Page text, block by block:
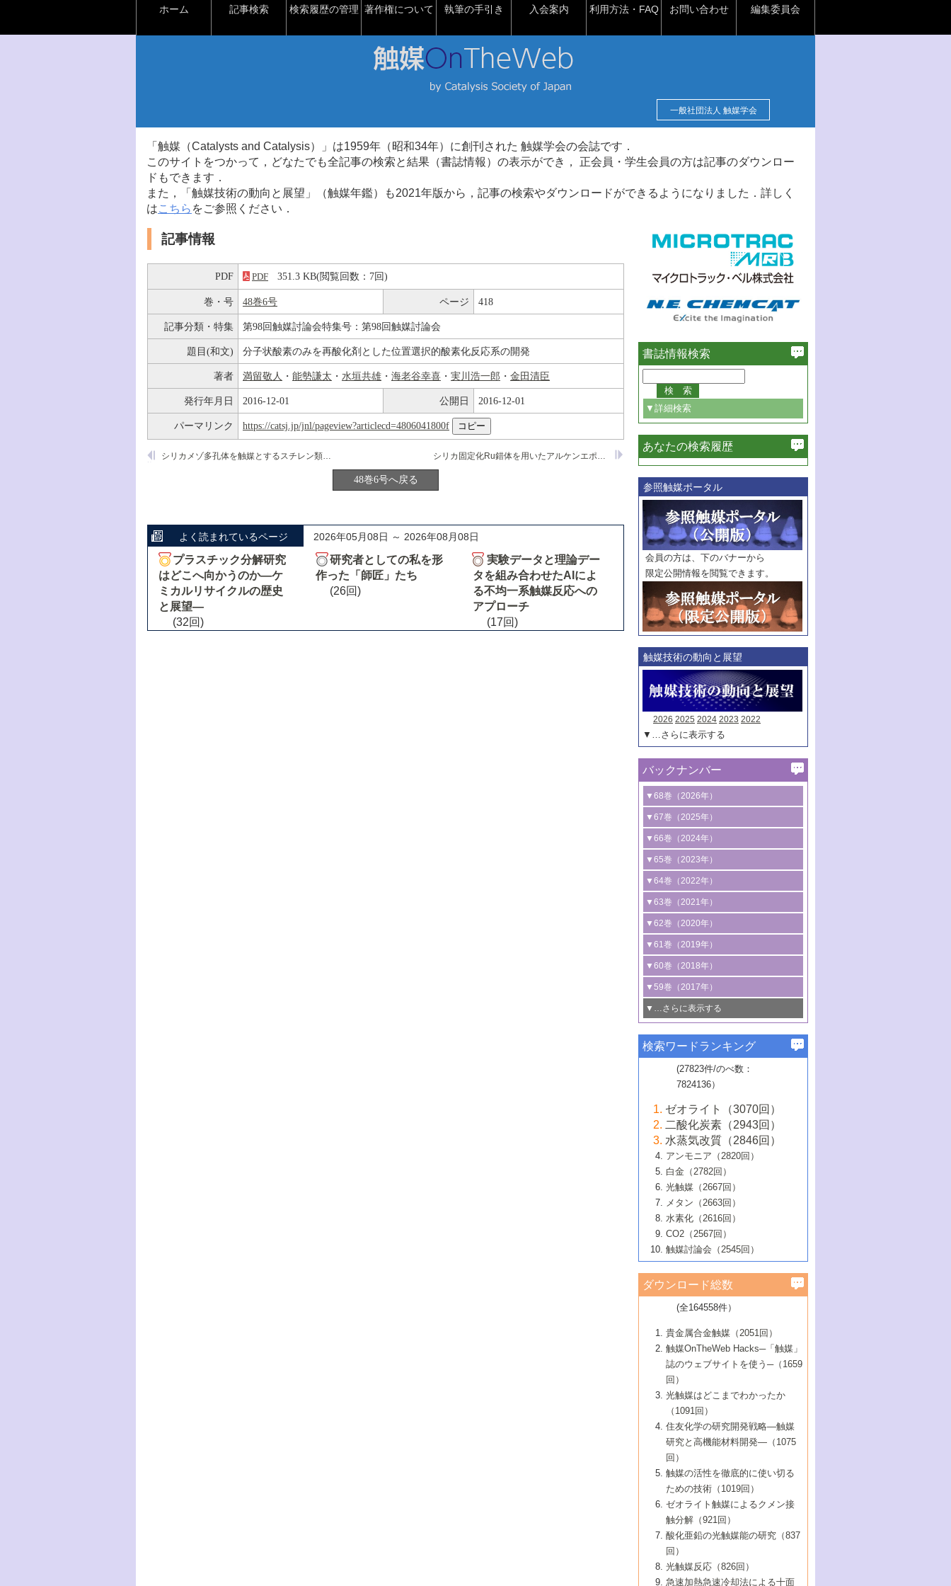
ホーム 記事検索 検索履歴の管理 著作権について 執筆の手引き 入会案内 利用方法・FAQ お問い合わせ 編集委員会
一般社団法人 触媒学会
「触媒（Catalysts and Catalysis）」は1959年（昭和34年）に創刊された 触媒学会の会誌です．
このサイトをつかって，どなたでも全記事の検索と結果（書誌情報）の表示ができ， 正会員・学生会員の方は記事のダウンロー
ドもできます．
また，「触媒技術の動向と展望」（触媒年鑑）も2021年版から，記事の検索やダウンロードができるようになりました．詳しく
はこちら をご参照ください．
記事情報
PDF PDF 351.3 KB(閲覧回数：7回)
巻・号 48巻6号 ページ 418
記事分類・特集 第98回触媒討論会特集号：第98回触媒討論会
題目(和文) 分子状酸素のみを再酸化剤とした位置選択的酸素化反応系の開発
著者 満留敬人 ・ 能勢謙太 ・ 水垣共雄 ・ 海老谷幸喜 ・ 実川浩一郎 ・ 金田清臣
発行年月日 2016-12-01 公開日 2016-12-01
パーマリンク https://catsj.jp/jnl/pageview?articlecd=4806041800f
シリカ固定化Ru錯体を用いたアルケンエポキシ化反応とその活性構造の検討
シリカメゾ多孔体を触媒とするスチレン類の選択的シスジヒドロキシル化
48巻6号へ戻る
よく読まれているページ 2026年05月08日 ～ 2026年08月08日
プラスチック分解研究
はどこへ向かうのか―ケ
ミカルリサイクルの歴史
と展望―
(32回)
研究者としての私を形
作った「師匠」たち
(26回)
実験データと理論デー
タを組み合わせたAIによ
る不均一系触媒反応への
アプローチ
(17回)
書誌情報検索
▼詳細検索
必ず含む
巻・号指定
巻
号
範囲指定
巻
号～
巻
号
触媒年鑑
年度
記事種別
マーク：
マークあり
あなたの検索履歴
参照触媒ポータル
会員の方は、下のバナーから
限定公開情報を閲覧できます。
触媒技術の動向と展望
2026 2025 2024 2023 2022
▼…さらに表示する
バックナンバー
▼68巻（2026年）
1号 過酸化水素合成に関する研究動向
2号 コンピューター技術により加速する
触媒開発
3号 有機分子変換やCO 資源化のための
光触媒に関する最近の研究
B号 第137回触媒討論会（2026年）
▼67巻（2025年）
1号 CO
水素化によるグリーン燃料/グリ
ーンケミカル製造
2号 水素製造のための水分解技術に関す
る最近の研究
3号 オレフィン系樹脂の精密合成に関す
る最新技術
4号 アルコール類の効率的変換を実現す
る非貴金属触媒の研究動向
5号 ゼオライトの合成と応用における研
究動向
6号 ヘテロ接合界面
B号 第135回触媒討論会（2025年）
▼66巻（2024年）
1号 低次元ナノ構造を有する触媒材料
2号 規制反応場を活用した固体触媒研究
の新展開
3号 未踏分子変換を目指した酸化触媒プ
ロセスの最前線
4号 シンクロトロン放射光および中性子
線を利用した触媒解析技術の最先端
5号 単原子触媒
6号 参照触媒委員会からのお知らせ
B号 第133回触媒討論会（2023年）
▼65巻（2023年）
1号 炭素が関わる触媒機能
2号 プラスチックケミカルリサイクルの
ための触媒技術
3号 非酸化物系金属化合物を基盤とした
触媒材料の開発
4号 格子酸素・格子酸素欠陥を利用した
触媒反応
5号 生体触媒によるエネルギー変換反応
6号 窒素とリンの循環のための触媒・機
能性材料
▼64巻（2022年）
1号 合成ガス製造とCOを用いるケミカル
ズ合成の最新動向
2号 化学品合成のための合金触媒開発
3号 CO の排出削減および有効活用のた
めの触媒技術
4号 若手による情報発信企画～とびたて
若き触媒の研究者たち～（1）
若き触媒の研究者たち～（2）
6号 石油のノーブル・ユースを志向した
触媒技術
大学：オンライン・対面開催）
▼63巻（2021年）
1号 金触媒の新展開
2号 ペロブスカイト
3号 特殊反応場を利用した触媒的分子変
換反応
4号 多孔質材料を用いた触媒の新展開
5号 情報学的手法を用いた触媒開発
6号 カーボンニュートラルに向けた電解
技術
B号 第127回触媒討論会（2021年・オン
ライン開催(Zoom)のみ）
▼62巻（2020年）
1号 触媒設計を拓く欠陥構造のキャラク
タリゼーション
2号 機能化学品製造に資するクリーンな
触媒的酸化反応
3号 水処理のための触媒化学
4号 光触媒を用いた水分解の最新の研究
動向
5号 次世代の触媒プロセスを支えるマイ
6号 メタン転換技術の最新動向
B号 第125回触媒討論会（2020年・工学
院大学）
▼61巻（2019年）
1号 物質移動制御に着目した触媒プロセ
ス開発
2号 CO2 フリー水素サプライチェーンに
関わる触媒開発動向
3号 精密高分子合成に関する最近の研究
動向
4号 バイオマス化成品製造のための触媒
5号 固体触媒による含窒素有機化合物変
換の最前線
6号 貴金属使用量低減に向けた自動車排
ガス浄化触媒の開発
B号 第123回触媒討論会（2019年・大阪
▼60巻（2018年）
1号 固体酸触媒の最新の研究動向
2号 二酸化炭素からの有用化学品合成
3号 ナノ粒子・クラスター触媒の最前線
4号 60周年記念企画
5号 進化するゼオライト合成技術
6号 非貴金属系触媒における電気化学的
B号 第121回触媒討論会（2018年・東京
大学）
▼59巻（2017年）
1号 いたるところに，触媒
最先端技術
3号 無機分離膜材料の開発と触媒反応プ
ロセスへの適用
5号 水素のふるまいを解き明かす最先端
研究
6号 低級アルカンの有効利用のための触
媒技術
B号 第119回触媒討論会（2017年・首都
大学東京）
▼…さらに表示する
1号 ユニークな構造の高分子を生み出す触
2号 リグニンからの化成品製造に向けた触
媒技術
3号 触媒研究の最先端～とびたて若き研究
者たち～（1）
4号 触媒研究の最先端～とびたて若き研究
者たち～（2）
5号 触媒研究の最先端～とびたて若き研究
者たち～（3）
6号 イオニクス材料と燃料電池・電解合成
の最新の研究動向
B号 第117回触媒討論会（2016年・大阪府
立大学）
▼57巻（2015年）
1号 水素キャリアにかかわる触媒技術の新
2号 石油精製用触媒の最近の進展
3号 固体酸化物形燃料電池（SOFC）におけ
るアノード触媒上での燃料直接改質技術
4号 コアシェル構造の制御による触媒機能
5号 工業触媒およびその周辺技術の最近の
進歩
6号 ナノシート
B号 第115回触媒討論会（2015年・成蹊大
▼56巻（2014年）
2号 光触媒反応機構に関する最新の研究動
向
開発動向
4号 人工光合成に向けた近年のアプローチ
5号 未利用熱エネルギーの有効活用に貢献
する触媒技術
6号 ポリオキソメタレート
B号 第113回触媒討論会（2014年・ロワジ
ールホテル豊橋）
1号 高耐久性燃料電池システム用触媒にお
ける新展開
2号 リビングラジカル重合の最近の動向
3号 天然ガスの化学工業的展開に関する触
媒技術
4号 貴金属触媒の精密構造制御とその活用
5号 バイオマス化成品製造のための固体触
6号 ナノ空間─吸着状態解析から新機能開拓
B号 第111回触媒討論会（2013年・関西大
▼54巻（2012年）
1号 規則性多孔体の利用技術における最近
の進歩
2号 第109回触媒討論会
3号 貴金属低減技術の最新動向
4号 貴金属代替技術の最新動向
5号 光触媒による物質変換反応の新展開
6号 グラフェン
7号 水素を利用する化成品合成の新潮流
▼53巻（2011年）
1号 金属学から見る合金触媒の新展開
2号 第107回触媒討論会
3号 触媒のその場観察法の進歩（１）
4号 触媒のその場観察法の進歩（２）
5号 不活性結合の触媒的活性化による有機
合成
6号 新しい固体酸触媒技術
7号 ゼオライト合成における最近の進歩
▼52巻（2010年）
1号 触媒の劣化対策と長寿命触媒開発
2号 第105回触媒討論会
3号 ナノ構造が拓く新機能
4号 活性サイトおよびその環境の精密な設
計による触媒の高機能化
5号 触媒を有効に使うための技術
7号 有機分子触媒による精密有機合成
8号 高機能化ポリオレフィンに向けた重合
触媒の最近の進展
1号 炭素材料－熱い注目を集める材料－
2号 第103回触媒討論会
3号 環境浄化用光触媒の現状と課題
4号 水素社会の実現に向けた水素製造・貯
蔵技術の進歩
5号 CO2が関わる触媒・材料
7号 持続可能社会実現のための触媒および
触媒関連技術
▼50巻（2008年）
1号 触媒化学と学会のこの10年，半世紀，
そして未来
2号 第101回触媒討論会
4号 錯体を利用したユニークな表面構造の
構築と機能
5号 若手会員による触媒研究の未来展望1：
企業編
6号 第102回触媒討論会
7号 触媒・化学反応における計算化学の進
8号 若手研究者による触媒研究の未来展望
2：大学・研究所編
▼49巻（2007年）
1号 含フッ素化合物の合成と触媒
2号 第99回触媒討論会
3号 実用的ファインケミカル合成プロセス
を実現する触媒
5号 こんな物質，あんな物質―新たな触媒
の可能性―
7号 『結晶の化学』を活かした触媒研究
8号 イオン液体の応用
▼48巻（2006年）
1号 固体酸触媒の最近の進歩
2号 第97回触媒討論会
3号 リビング重合触媒の最近の展開
5号 水素製造・貯蔵のための触媒技術の新
しい展開
6号 第98回触媒討論会
7号 基礎化学品製造の触媒技術
8号 多機能型リアクター
1号 最近の触媒担体とその効果
2号 第95回触媒討論会
4号 水分解用光触媒材料
5号 時間分解分光の進歩と応用
6号 第96回触媒討論会
8号 超臨界流体を用いた化学プロセスの新
▼46巻（2004年）
1号 部分酸化反応触媒の最前線
2号 第93回触媒討論会
3号 特殊エネルギー場の触媒反応
4号 生体内における金属の触媒作用
5号 ファインケミカルズの展開に寄与する
6号 第94回触媒討論会
7号 サブナノレベルでみた新しい表面現象
8号 オレフィン重合触媒の新たな展
▼45巻（2003年）
1号 なぜこの触媒が良いのか？
2号 第91回触媒討論会
3号 最近の自動車排ガス処理技術
4号 触媒研究の現状と将来─第90回触媒討論
5号 基礎化学品製造の触媒技術
6号 第92回触媒討論会
7号 基礎化学品製造の触媒技術
8号 資源の循環と触媒技術
▼44巻（2002年）
1号 高次制御された触媒の化学
2号 第89回触媒討論会
3号 触媒を利用した電気化学の新展開
4号 ナノ材料の調製と機能化
5号 こんな触媒が欲しい
6号 第90回触媒討論会
7号 触媒研究と学術雑誌/情報
8号 若い世代からみた触媒化学の現状と未
▼43巻（2001年）
1号 グリーンケミストリーと触媒
2号 第87回触媒討論会特集号
3号 生体触媒とバイオプロセス
4号 水素製造・利用の触媒化学
5号 触媒研究における新しい切り口：コン
ビナトリアルケミストリー
6号 第88回触媒討論会特集号
7号 企業における触媒研究のブレークスル
8号 この材料を触媒として使ってみません
▼42巻（2000年）
1号 触媒反応工学の明日を拓く
2号 第85回触媒討論会
3号 反応ダイナミクス
5号 触媒のおもしろさをどのように伝える
6号 第86回触媒討論会
7号 水素化精製触媒の新しい展開
8号 新しい反応性と機能性を目指した金属
クラスタ-化学
▼41巻（1999年）
1号 孔、穴、あな?-特異な空間とその利用-
2号 第83回触媒討論会
3号 均一系触媒反応最前線
4号 実用炭素材料の新展開
5号 研究の方法論を考える
7号 機能性金属材料と触媒
8号 触媒研究へのNMRの応用と展望
▼40巻（1998年）
進展と21世紀への提言/創立40周年記念・触
媒学会この10年の歩みとこれから/創立40周
2号 第81回触媒討論会
3号 計算機触媒化学へのさそい
4号 触媒劣化の制御と予測
5号 最新の実用プロセスと触媒
6号 第82回触媒討論会
1号 均一系と不均一系触媒反応-その特徴と
接点
2号 第79回触媒討論会
3号 最新NO除去触媒の実用化研究
4号 新しい反応場を目指した触媒調製
5号 反応・分離技術の新しい展開
6号 第80回触媒討論会
▼38巻（1996年）
1号 触媒の構造と触媒作用/C1化学を中心と
する21世紀への触媒
3号 オリンピックメダル:金・銀・銅はどん
な触媒作用を示すか
4号 触媒作用における機能の複合化
▼37巻（1995年）
1号 ファインケミカルズと固体触媒
2号 第75回触媒討論会
3号 希土類を利用した触媒
4号 触媒とリサイクル
5号 エネルギー変換触媒
▼36巻（1994年）
1号 電気化学と触媒
2号 第73回触媒討論会
3号 C4化学の展開
4号 《通常号》
▼35巻（1993年）
1号 工業触媒開発マニュアル―探索から工
業化まで
2号 第71回触媒討論会
▼34巻（1992年）
1号 インパクトを与えたこの研究
2号 第69回触媒討論会
▼33巻（1991年）
1号 触媒プロセス開発マニュアル―探索か
▼32巻（1990年）
検索ワードランキング
(27823件/のべ数：
7824136）
ゼオライト（3070回）
二酸化炭素（2943回）
水蒸気改質（2846回）
アンモニア（2820回）
白金（2782回）
光触媒（2667回）
メタン（2663回）
水素化（2616回）
CO2（2567回）
触媒討論会（2545回）
ダウンロード総数
(全164558件）
貴金属合金触媒（2051回）
触媒OnTheWeb Hacks─「触媒」
誌のウェブサイトを使う─（1659
回）
光触媒はどこまでわかったか
（1091回）
住友化学の研究開発戦略―触媒
研究と高機能材料開発―（1075
回）
触媒の活性を徹底的に使い切る
ための技術（1019回）
ゼオライト触媒によるクメン接
触分解（921回）
酸化亜鉛の光触媒能の研究（837
回）
光触媒反応（826回）
急速加熱急速冷却法による十面